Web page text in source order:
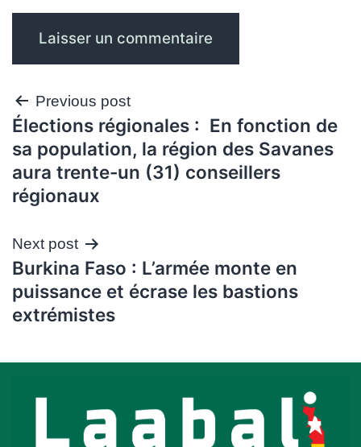
Navigation
de
l’article
Previous post
Élections régionales : En fonction de
sa population, la région des Savanes
aura trente-un (31) conseillers
régionaux
Next post
Burkina Faso : L’armée monte en
puissance et écrase les bastions
extrémistes